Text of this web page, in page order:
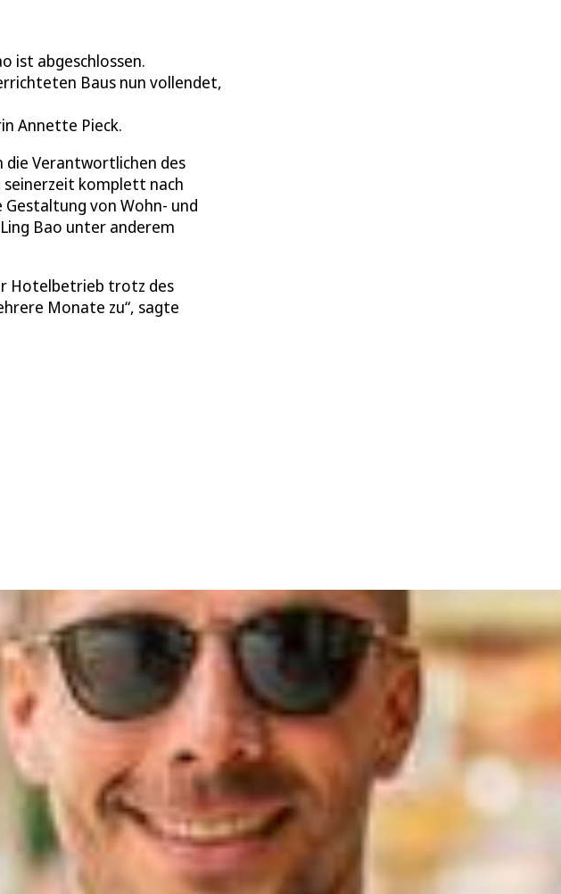
ist abgeschlossen.
Baus nun vollendet,
Annette Pieck.
die Verantwortlichen des
seinerzeit komplett nach
von Wohn- und
Bao unter anderem
Hotelbetrieb trotz des
Monate zu“, sagte